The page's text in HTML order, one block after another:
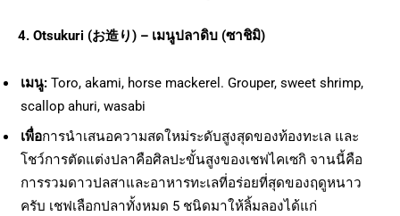
4. Otsukuri (お造り) – เมนูปลาดิบ (ซาชิมิ)
เมนู: Toro, akami, horse mackerel. Grouper, sweet shrimp,
scallop ahuri, wasabi
เพื่อการนำเสนอความสดใหม่ระดับสูงสุดของท้องทะเล และ
โชว์การตัดแต่งปลาคือศิลปะขั้นสูงของเชฟไคเซกิ จานนี้คือ
การรวมดาวปลสาและอาหารทะเลที่อร่อยที่สุดของฤดูหนาว
ครับ เชฟเลือกปลาทั้งหมด 5 ชนิดมาให้ลิ้มลองได้แก่